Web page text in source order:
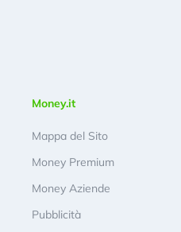
Money.it
Mappa del Sito
Money Premium
Money Aziende
Pubblicità